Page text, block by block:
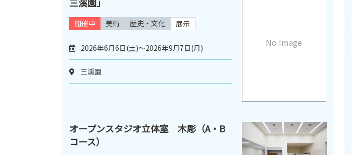
No Image
開催中 美術 歴史・文化 展示
2026年6月6日(土)～2026年9月7日(月)
三溪園
オープンスタジオ立体室 木彫（A・B
コース）